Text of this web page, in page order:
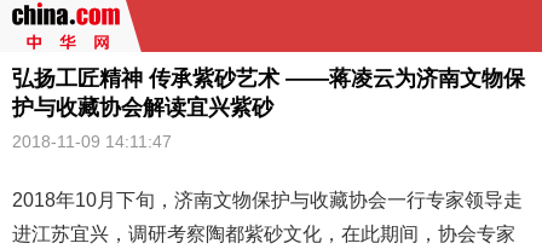
弘扬工匠精神 传承紫砂艺术 ——蒋凌云为济南文物保
护与收藏协会解读宜兴紫砂
2018-11-09 14:11:47
2018年10月下旬，济南文物保护与收藏协会一行专家领导走
进江苏宜兴，调研考察陶都紫砂文化，在此期间，协会专家